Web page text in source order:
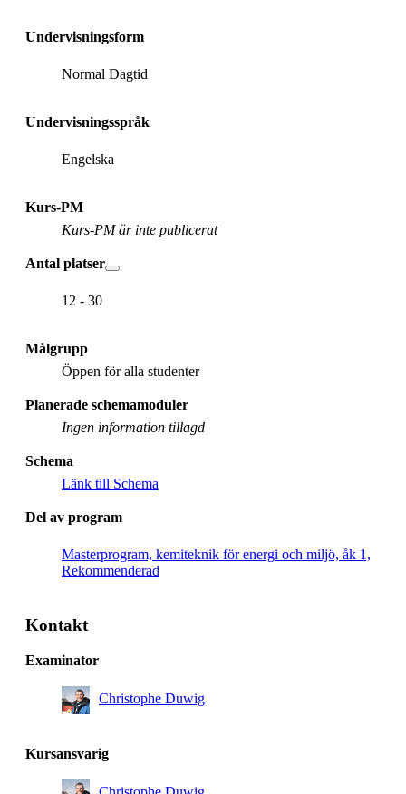
Undervisningsform
Normal Dagtid
Undervisningsspråk
Engelska
Kurs-PM
Kurs-PM är inte publicerat
Antal platser
12 - 30
Målgrupp
Öppen för alla studenter
Planerade schemamoduler
Ingen information tillagd
Schema
Länk till Schema
Del av program
Masterprogram, kemiteknik för energi och miljö, åk 1,
Rekommenderad
Kontakt
Examinator
Christophe Duwig
Kursansvarig